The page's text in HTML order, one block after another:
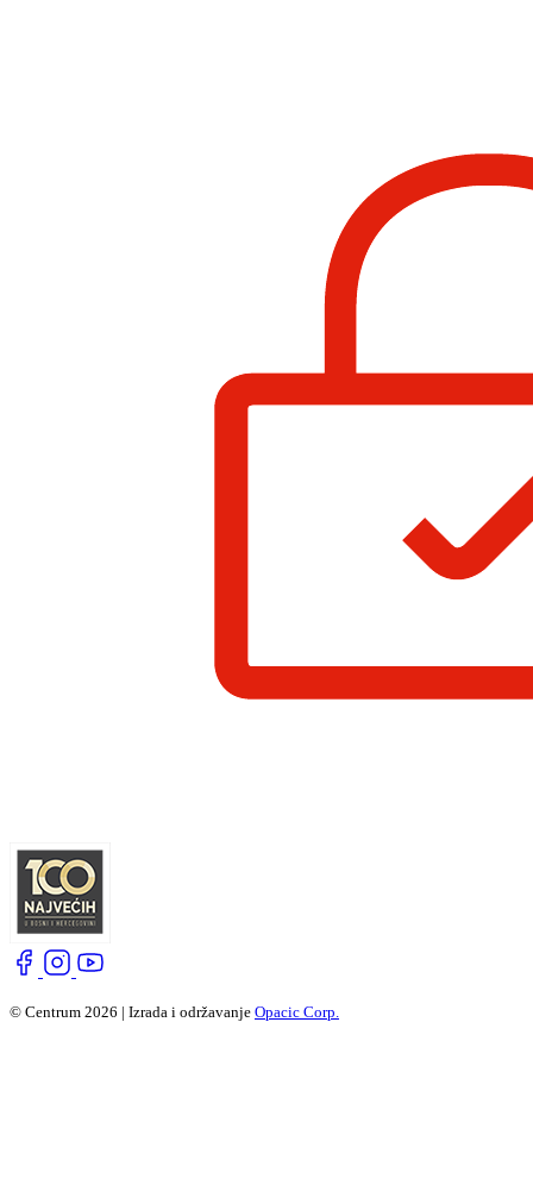
© Centrum 2026 | Izrada i održavanje Opacic Corp.